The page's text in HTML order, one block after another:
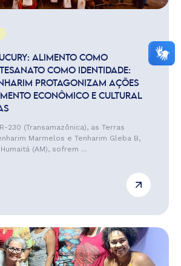
ALIMENTO COMO
COMO IDENTIDADE:
PROTAGONIZAM AÇÕES
ECONÔMICO E CULTURAL
230 (Transamazônica), as Terras
Marmelos e Tenharim Gleba B,
(AM), sofrem ...